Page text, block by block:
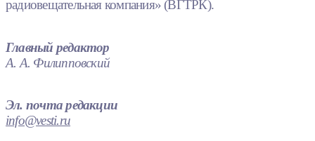
радиовещательная компания» (ВГТРК).
Главный редактор
А. А. Филипповский
Эл. почта редакции
info@vesti.ru